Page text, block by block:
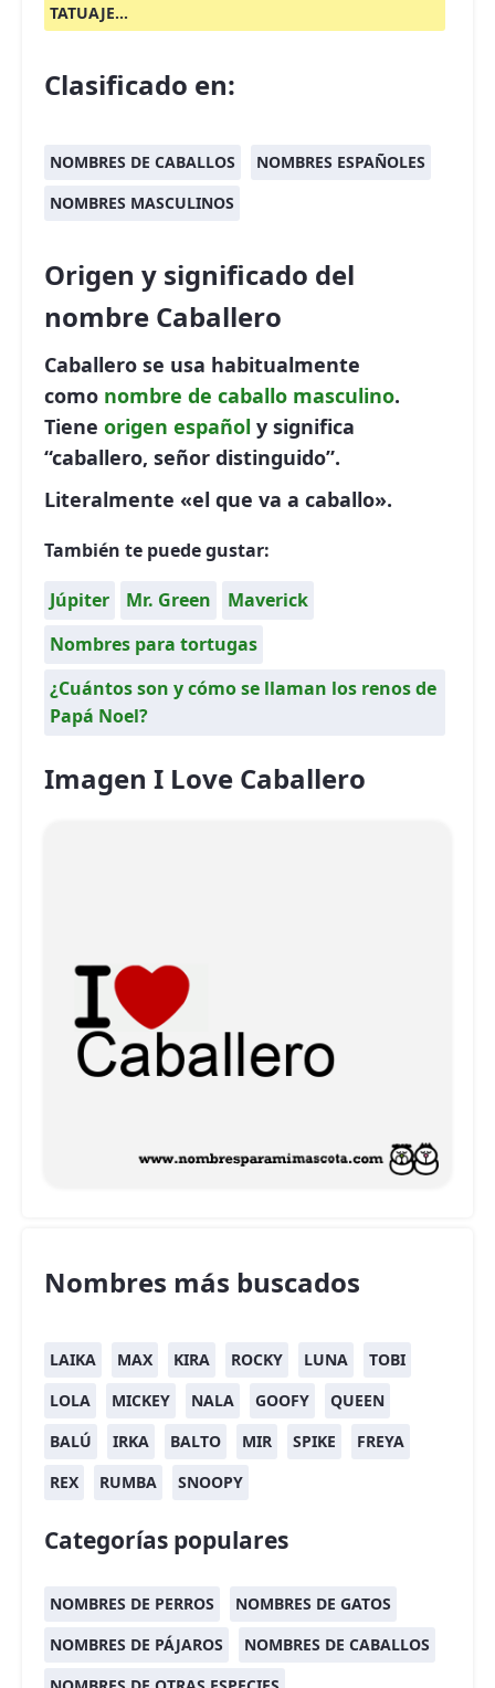
TATUAJE...
Clasificado en:
NOMBRES DE CABALLOS
NOMBRES ESPAÑOLES
NOMBRES MASCULINOS
Origen y significado del
nombre Caballero
Caballero se usa habitualmente
como nombre de caballo masculino.
Tiene origen español y significa
“caballero, señor distinguido”.
Literalmente «el que va a caballo».
También te puede gustar:
Júpiter Mr. Green
Maverick
Nombres para tortugas
¿Cuántos son y cómo se llaman los renos de
Papá Noel?
Imagen I Love Caballero
Nombres más buscados
LAIKA MAX KIRA ROCKY LUNA
TOBI
LOLA
MICKEY NALA GOOFY
QUEEN
BALÚ
IRKA BALTO MIR SPIKE
FREYA
REX
RUMBA SNOOPY
Categorías populares
NOMBRES DE PERROS
NOMBRES DE GATOS
NOMBRES DE PÁJAROS
NOMBRES DE CABALLOS